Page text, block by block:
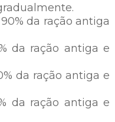
da ração antiga
da ração antiga e
da ração antiga e
da ração antiga e